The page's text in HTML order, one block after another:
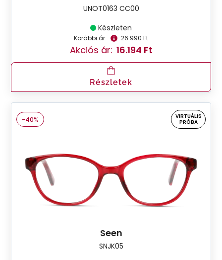
UNOT0163 CC00
Készleten
Korábbi ár: 26.990 Ft
Akciós ár: 16.194 Ft
Részletek
-40%
VIRTUÁLIS
PRÓBA
Seen
SNJK05